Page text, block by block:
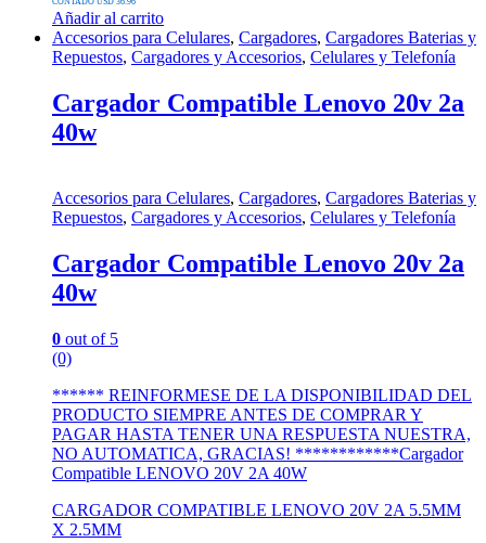
CONTADO USD 36.96
Añadir al carrito
Accesorios para Celulares, Cargadores, Cargadores Baterias y
Repuestos, Cargadores y Accesorios, Celulares y Telefonía
Cargador Compatible Lenovo 20v 2a
40w
Accesorios para Celulares, Cargadores, Cargadores Baterias y
Repuestos, Cargadores y Accesorios, Celulares y Telefonía
Cargador Compatible Lenovo 20v 2a
40w
0 out of 5
(0)
****** REINFORMESE DE LA DISPONIBILIDAD DEL
PRODUCTO SIEMPRE ANTES DE COMPRAR Y
PAGAR HASTA TENER UNA RESPUESTA NUESTRA,
NO AUTOMATICA, GRACIAS! ************Cargador
Compatible LENOVO 20V 2A 40W
CARGADOR COMPATIBLE LENOVO 20V 2A 5.5MM
X 2.5MM